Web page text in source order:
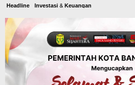
Headline Investasi & Keuangan
KUA-PPAS 2027
Miliar, Pendapatan 1,2
1,37 Triliun, Tutup
SiLPA
Agustus 7, 2026